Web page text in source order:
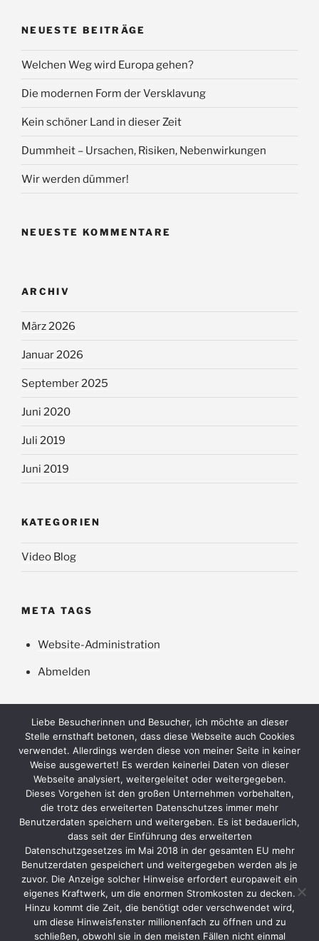
NEUESTE BEITRÄGE
Welchen Weg wird Europa gehen?
Die modernen Form der Versklavung
Kein schöner Land in dieser Zeit
Dummheit – Ursachen, Risiken, Nebenwirkungen
Wir werden dümmer!
NEUESTE KOMMENTARE
ARCHIV
März 2026
Januar 2026
September 2025
Juni 2020
Juli 2019
Juni 2019
KATEGORIEN
Video Blog
META TAGS
Website-Administration
Abmelden
Datenschutzerklärung
Liebe Besucherinnen und Besucher, ich möchte an dieser
Stelle ernsthaft betonen, dass diese Webseite auch Cookies
verwendet. Allerdings werden diese von meiner Seite in keiner
Weise ausgewertet! Es werden keinerlei Daten von dieser
Webseite analysiert, weitergeleitet oder weitergegeben.
Dieses Vorgehen ist den großen Unternehmen vorbehalten,
die trotz des erweiterten Datenschutzes immer mehr
Benutzerdaten speichern und weitergeben. Es ist bedauerlich,
dass seit der Einführung des erweiterten
Datenschutzgesetzes im Mai 2018 in der gesamten EU mehr
Benutzerdaten gespeichert und weitergegeben werden als je
zuvor. Die Anzeige solcher Hinweise erfordert europaweit ein
eigenes Kraftwerk, um die enormen Stromkosten zu decken.
Hinzu kommt die Zeit, die benötigt oder verschwendet wird,
um diese Hinweisfenster millionenfach zu öffnen und zu
schließen, obwohl sie in den meisten Fällen nicht einmal